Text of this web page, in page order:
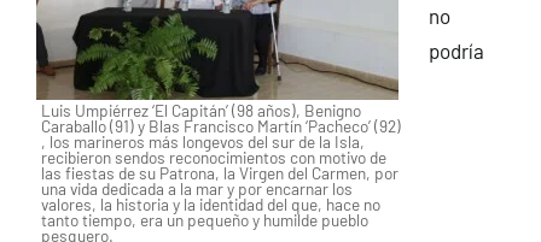
Luis Umpiérrez ‘El Capitán’ (98 años), Benigno
Caraballo (91) y Blas Francisco Martín ‘Pacheco’ (92)
, los marineros más longevos del sur de la Isla,
recibieron sendos reconocimientos con motivo de
las fiestas de su Patrona, la Virgen del Carmen, por
una vida dedicada a la mar y por encarnar los
valores, la historia y la identidad del que, hace no
tanto tiempo, era un pequeño y humilde pueblo
pesquero.
no
podría